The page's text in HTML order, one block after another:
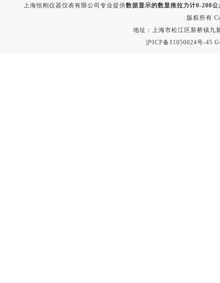
上海恒刚仪器仪表有限公司专业提供数据显示的数显推拉力计0-200
版权所有
地址：上海市松江区新桥镇九
沪ICP备11050024号-45